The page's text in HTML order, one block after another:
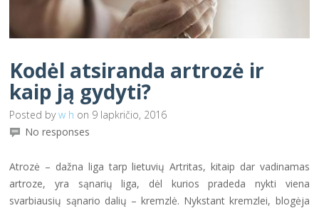
Kodėl atsiranda artrozė ir
kaip ją gydyti?
Posted byw h on 9 lapkričio, 2016
No responses
Atrozė – dažna liga tarp lietuvių Artritas, kitaip dar vadinamas
artroze, yra sąnarių liga, dėl kurios pradeda nykti viena
svarbiausių sąnario dalių – kremzlė. Nykstant kremzlei, blogėja